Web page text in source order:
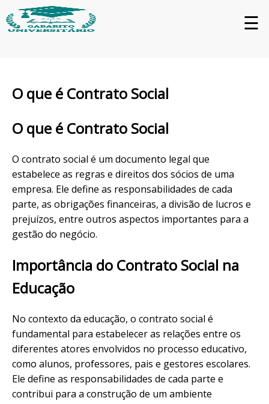
☰
O que é Contrato Social
O que é Contrato Social
O contrato social é um documento legal que
estabelece as regras e direitos dos sócios de uma
empresa. Ele define as responsabilidades de cada
parte, as obrigações financeiras, a divisão de lucros e
prejuízos, entre outros aspectos importantes para a
gestão do negócio.
Importância do Contrato Social na
Educação
No contexto da educação, o contrato social é
fundamental para estabelecer as relações entre os
diferentes atores envolvidos no processo educativo,
como alunos, professores, pais e gestores escolares.
Ele define as responsabilidades de cada parte e
contribui para a construção de um ambiente